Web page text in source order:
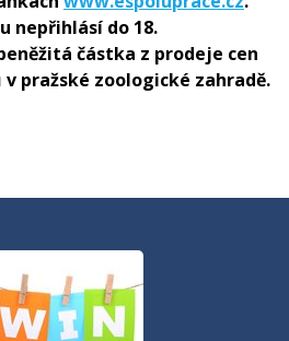
nepřihlásí do 18.
částka z prodeje cen
pražské zoologické zahradě.